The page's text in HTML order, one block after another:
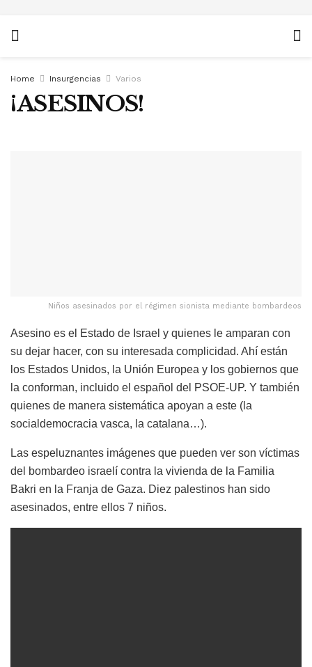
Home Insurgencias Varios
¡ASESINOS!
Niños asesinados por el régimen sionista mediante bombardeos
Asesino es el Estado de Israel y quienes le amparan con
su dejar hacer, con su interesada complicidad. Ahí están
los Estados Unidos, la Unión Europea y los gobiernos que
la conforman, incluido el español del PSOE-UP. Y también
quienes de manera sistemática apoyan a este (la
socialdemocracia vasca, la catalana…).
Las espeluznantes imágenes que pueden ver son víctimas
del bombardeo israelí contra la vivienda de la Familia
Bakri en la Franja de Gaza. Diez palestinos han sido
asesinados, entre ellos 7 niños.